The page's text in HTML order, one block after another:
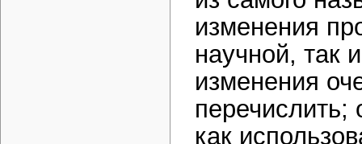
изменения
научной, так
изменения
как